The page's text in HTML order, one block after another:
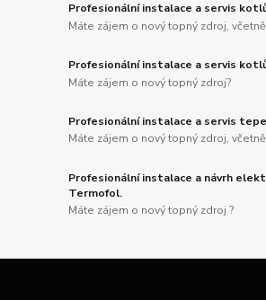
Profesionální instalace a servis
Máte zájem o nový topný zdroj,
Profesionální instalace a servis
Máte zájem o nový topný zdroj?
Profesionální instalace a servis
Máte zájem o nový topný zdroj,
Profesionální instalace a návrh
Termofol.
Máte zájem o nový topný zdroj ?